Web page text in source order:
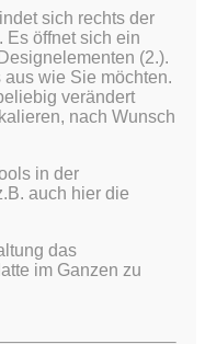
sich rechts der
Es öffnet sich ein
(2.).
wie Sie möchten.
verändert
nach Wunsch
in der
auch hier die
das
im Ganzen zu